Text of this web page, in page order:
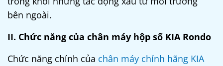
bên ngoài.
II. Chức năng của chân máy hộp số KIA Rondo
Chức năng chính của chân máy chính hãng KIA